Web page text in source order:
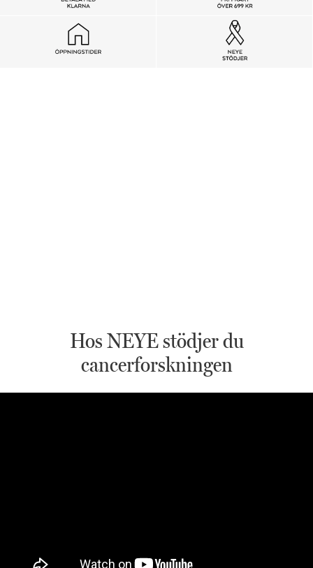
Hos NEYE stödjer du
cancerforskningen